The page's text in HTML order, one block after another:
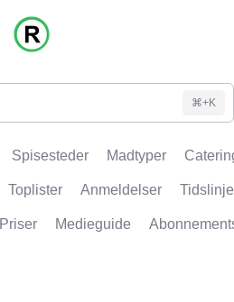
⌘+K
Spisesteder Madtyper
Toplister Anmeldelser Tidslinje
Priser Medieguide